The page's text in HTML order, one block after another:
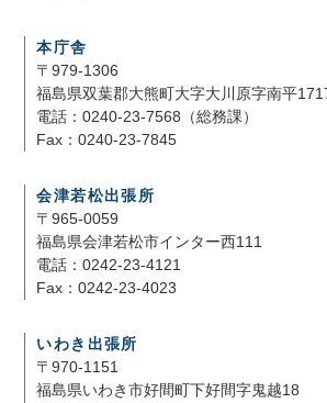
本庁舎
〒979-1306
福島県双葉郡大熊町大字大川原字南平
電話：0240-23-7568（総務課）
Fax：0240-23-7845
会津若松出張所
〒965-0059
福島県会津若松市インター西111
電話：0242-23-4121
Fax：0242-23-4023
いわき出張所
〒970-1151
福島県いわき市好間町下好間字鬼越18